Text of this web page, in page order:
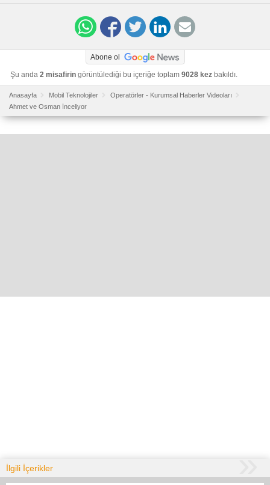
Abone ol
Şu anda 2 misafirin görüntülediği bu içeriğe toplam 9028 kez bakıldı.
Anasayfa Mobil Teknolojiler
Operatörler - Kurumsal Haberler Videoları
Ahmet ve Osman İnceliyor
İlgili İçerikler